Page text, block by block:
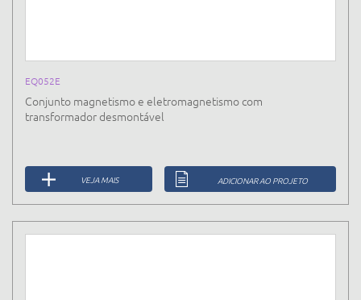
EQ052E
Conjunto magnetismo e eletromagnetismo com
transformador desmontável
VEJA MAIS ADICIONAR AO PROJETO